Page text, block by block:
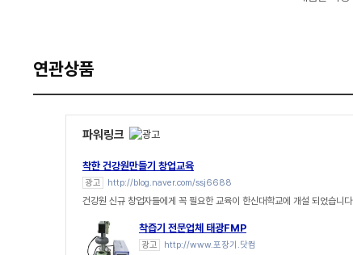
연관상품
파워링크
착한 건강원만들기 창업교육
광고 http://blog.naver.com/ssj6688
건강원 신규 창업자들에게 꼭 필요한 교육이 한신대학교에 개설 되었습니다
착즙기 전문업체 태광FMP
광고 http://www.포장기.닷컴